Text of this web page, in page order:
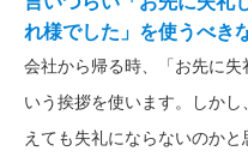
れ様でした」を使うべき
会社から帰る時、「お先に
いう挨拶を使います。しか
えても失礼にならないのかと